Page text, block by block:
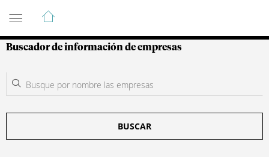
Guía de Empresas Colombianas
Buscador de información de empresas
BUSCAR